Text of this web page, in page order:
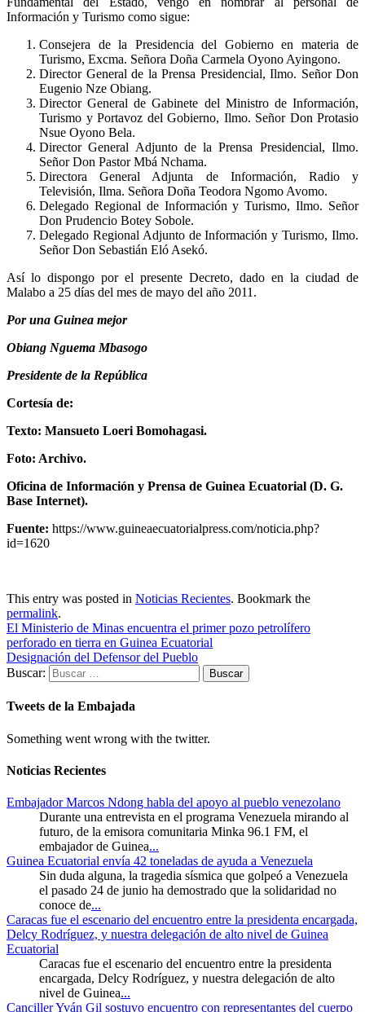
Información y Turismo como sigue:
Consejera de la Presidencia del Gobierno en materia de
Turismo, Excma. Señora Doña Carmela Oyono Ayingono.
Director General de la Prensa Presidencial, Ilmo. Señor Don
Eugenio Nze Obiang.
Director General de Gabinete del Ministro de Información,
Turismo y Portavoz del Gobierno, Ilmo. Señor Don Protasio
Nsue Oyono Bela.
Director General Adjunto de la Prensa Presidencial, Ilmo.
Señor Don Pastor Mbá Nchama.
Directora General Adjunta de Información, Radio y
Televisión, Ilma. Señora Doña Teodora Ngomo Avomo.
Delegado Regional de Información y Turismo, Ilmo. Señor
Don Prudencio Botey Sobole.
Delegado Regional Adjunto de Información y Turismo, Ilmo.
Señor Don Sebastián Eló Asekó.
Así lo dispongo por el presente Decreto, dado en la ciudad de
Malabo a 25 días del mes de mayo del año 2011.
Por una Guinea mejor
Obiang Nguema Mbasogo
Presidente de la República
Cortesía de:
Texto: Mansueto Loeri Bomohagasi.
Foto: Archivo.
Oficina de Información y Prensa de Guinea Ecuatorial (D. G.
Base Internet).
Fuente: https://www.guineaecuatorialpress.com/noticia.php?
id=1620
This entry was posted in Noticias Recientes. Bookmark the
permalink.
El Ministerio de Minas encuentra el primer pozo petrolífero
perforado en tierra en Guinea Ecuatorial
Designación del Defensor del Pueblo
Buscar:
Tweets de la Embajada
Something went wrong with the twitter.
Noticias Recientes
Embajador Marcos Ndong habla del apoyo al pueblo venezolano
Durante una entrevista en el programa Venezuela mirando al
futuro, de la emisora comunitaria Minka 96.1 FM, el
embajador de Guinea...
Guinea Ecuatorial envía 42 toneladas de ayuda a Venezuela
Sin duda alguna, la tragedia sísmica que golpeó a Venezuela
el pasado 24 de junio ha demostrado que la solidaridad no
conoce de...
Caracas fue el escenario del encuentro entre la presidenta encargada,
Delcy Rodríguez, y nuestra delegación de alto nivel de Guinea
Ecuatorial
Caracas fue el escenario del encuentro entre la presidenta
encargada, Delcy Rodríguez, y nuestra delegación de alto
nivel de Guinea...
Canciller Yván Gil sostuvo encuentro con representantes del cuerpo